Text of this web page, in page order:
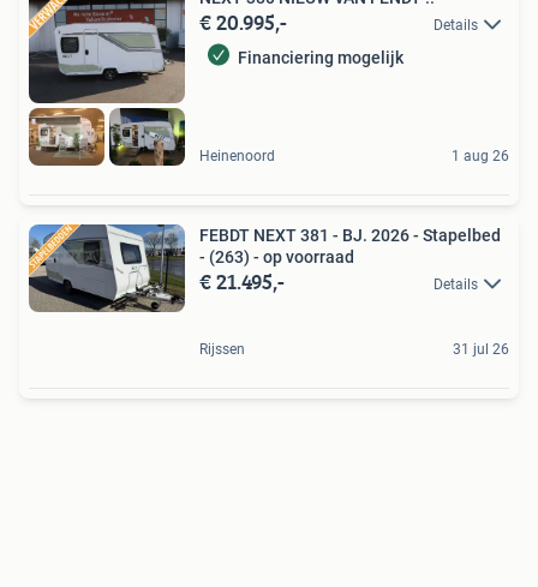
€ 20.995,- Details
Financiering mogelijk
Heinenoord 1 aug 26
FEBDT NEXT 381 - BJ. 2026 - Stapelbed
- (263) - op voorraad
€ 21.495,- Details
Rijssen 31 jul 26